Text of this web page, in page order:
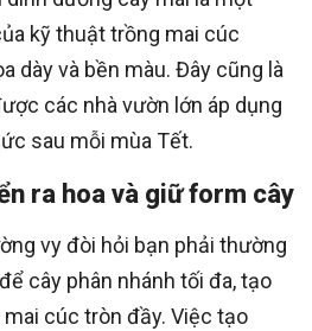
kỹ thuật trồng mai cúc
dày và bền màu. Đây cũng là
các nhà vườn lớn áp dụng
sau mỗi mùa Tết.
ra hoa và giữ form cây
vy đòi hỏi bạn phải thường
cây phân nhánh tối đa, tạo
cúc tròn đầy. Việc tạo